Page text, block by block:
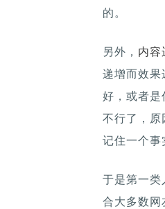
的。
另外， 内容
递增而效果
好，或者是
不行了，原
记住一个事
于是第一类
合大多数网